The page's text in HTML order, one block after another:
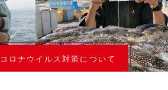
ロナウイルス対策について